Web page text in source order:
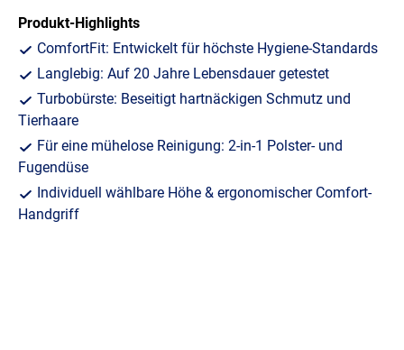
Produkt-Highlights
ComfortFit: Entwickelt für höchste Hygiene-Standards
Langlebig: Auf 20 Jahre Lebensdauer getestet
Turbobürste: Beseitigt hartnäckigen Schmutz und
Tierhaare
Für eine mühelose Reinigung: 2-in-1 Polster- und
Fugendüse
Individuell wählbare Höhe & ergonomischer Comfort-
Handgriff